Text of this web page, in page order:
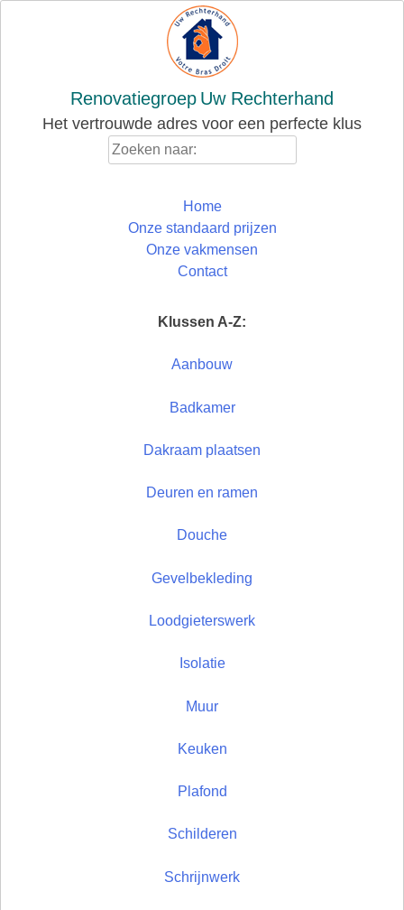
Renovatiegroep Uw Rechterhand
Het vertrouwde adres voor een perfecte klus
Home
Onze standaard prijzen
Onze vakmensen
Contact
Klussen A-Z:
Aanbouw
Badkamer
Dakraam plaatsen
Deuren en ramen
Douche
Gevelbekleding
Loodgieterswerk
Isolatie
Muur
Keuken
Plafond
Schilderen
Schrijnwerk